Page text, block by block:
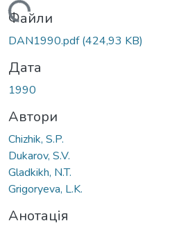
Файли
DAN1990.pdf(424,93 KB)
Дата
1990
Автори
Chizhik, S.P.
Dukarov, S.V.
Gladkikh, N.T.
Grigoryeva, L.K.
Анотація